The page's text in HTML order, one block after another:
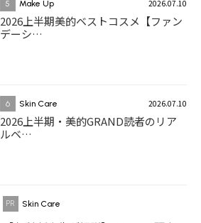
5 Make Up 2026.07.10
2026上半期美的ベストコスメ【ファン
デーシ…
6 Skin Care 2026.07.10
2026上半期・美的GRAND読者のリア
ルベ…
Skin Care